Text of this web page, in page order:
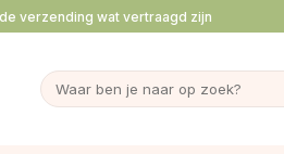
verzending wat vertraagd zijn
Zoeken
naar: